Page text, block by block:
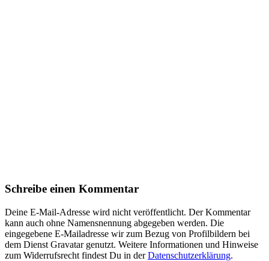
Schreibe einen Kommentar
Deine E-Mail-Adresse wird nicht veröffentlicht. Der Kommentar
kann auch ohne Namensnennung abgegeben werden. Die
eingegebene E-Mailadresse wir zum Bezug von Profilbildern bei
dem Dienst Gravatar genutzt. Weitere Informationen und Hinweise
zum Widerrufsrecht findest Du in derDatenschutzerklärung.